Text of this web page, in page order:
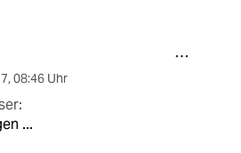
, 08:46 Uhr
...